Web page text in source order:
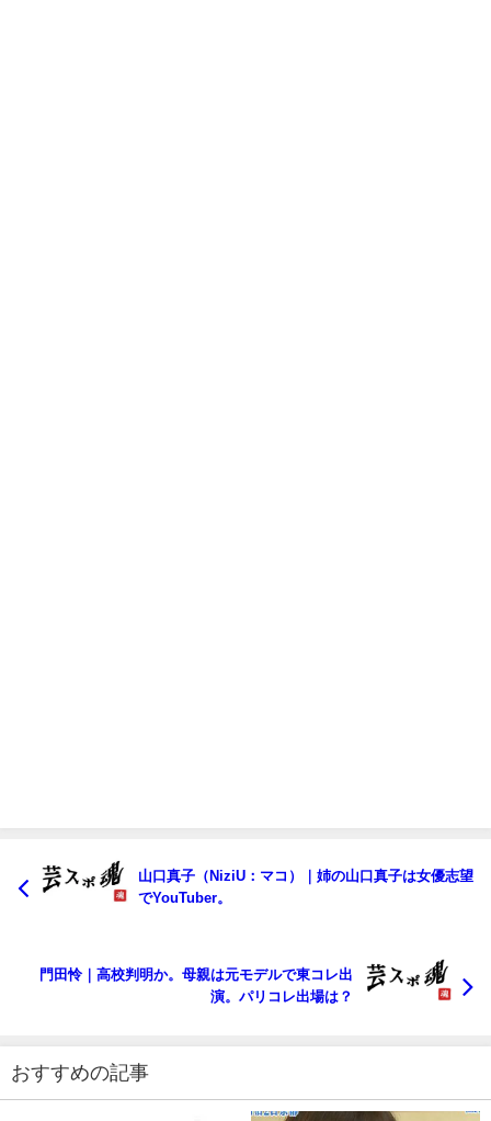
山口真子（NiziU：マコ）｜姉の山口真子は女優志望
でYouTuber。
門田怜｜高校判明か。母親は元モデルで東コレ出
演。パリコレ出場は？
おすすめの記事